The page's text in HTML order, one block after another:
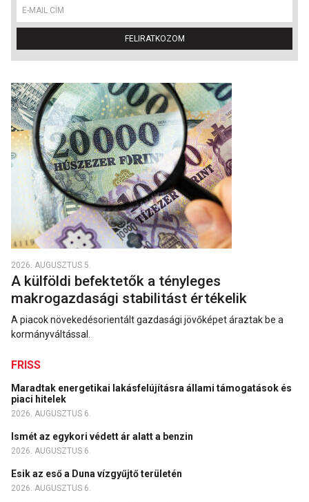
FELIRATKOZOM
2026. AUGUSZTUS 5.
A külföldi befektetők a tényleges
makrogazdasági stabilitást értékelik
A piacok növekedésorientált gazdasági jövőképet áraztak be a
kormányváltással.
FRISS
Maradtak energetikai lakásfelújításra állami támogatások és
piaci hitelek
2026. AUGUSZTUS 6.
Ismét az egykori védett ár alatt a benzin
2026. AUGUSZTUS 6.
Esik az eső a Duna vízgyűjtő területén
2026. AUGUSZTUS 6.